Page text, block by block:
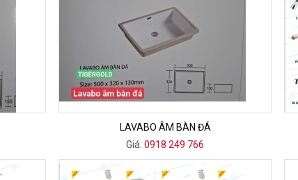
LAVABO ÂM BÀN ĐÁ
Giá: 0918 249 766